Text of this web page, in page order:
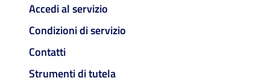
Accedi al servizio
Condizioni di servizio
Contatti
Strumenti di tutela